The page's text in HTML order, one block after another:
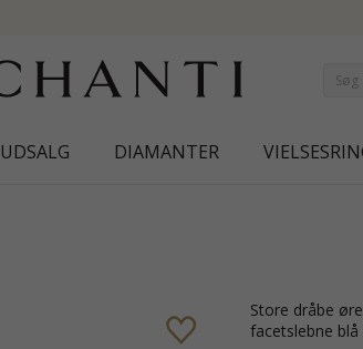
UDSALG DIAMANTER
store dråbe øreringe i forgyldt sølv med sandblæst overflade og 2
facetslebne blå